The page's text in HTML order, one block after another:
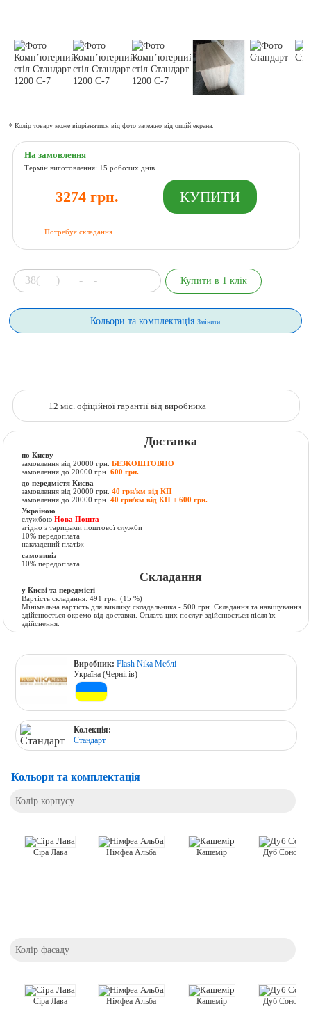
* Колір товару може відрізнятися від фото залежно від опцій екрана.
На замовлення
Термін виготовлення: 15 робочих днів
3274 грн.
Потребує складання
Кольори та комплектаціяЗмінити
12 міс. офіційної гарантії від виробника
Доставка
по Києву
замовлення від 20000 грн.БЕЗКОШТОВНО
замовлення до 20000 грн.600 грн.
до передмістя Києва
замовлення від 20000 грн.40 грн/км від КП
замовлення до 20000 грн.40 грн/км від КП + 600 грн.
Україною
службоюНова Пошта
згідно з тарифами поштової служби
10% передоплата
накладений платіж
самовивіз
10% передоплата
Складання
у Києві та передмісті
Вартість складання:491 грн. (15 %)
Мінімальна вартість для виклику складальника - 500 грн. Складання та навішування
здійснюється окремо від доставки. Оплата цих послуг здійснюється після їх
здійснення.
Виробник:Flash Nika Меблі
Україна (Чернігів)
Колекція:
Стандарт
Кольори та комплектація
Колір корпусу
Сіра Лава Німфеа Альба Кашемір Дуб Сонома
Колір фасаду
Сіра Лава Німфеа Альба Кашемір Дуб Сонома